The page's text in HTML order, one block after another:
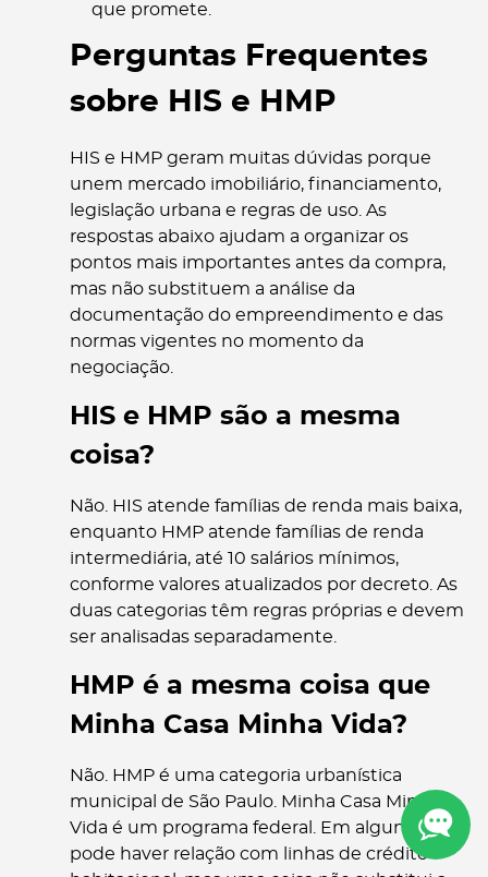
que promete.
Perguntas Frequentes
sobre HIS e HMP
HIS e HMP geram muitas dúvidas porque
unem mercado imobiliário, financiamento,
legislação urbana e regras de uso. As
respostas abaixo ajudam a organizar os
pontos mais importantes antes da compra,
mas não substituem a análise da
documentação do empreendimento e das
normas vigentes no momento da
negociação.
HIS e HMP são a mesma
coisa?
Não. HIS atende famílias de renda mais baixa,
enquanto HMP atende famílias de renda
intermediária, até 10 salários mínimos,
conforme valores atualizados por decreto. As
duas categorias têm regras próprias e devem
ser analisadas separadamente.
HMP é a mesma coisa que
Minha Casa Minha Vida?
Não. HMP é uma categoria urbanística
municipal de São Paulo. Minha Casa Minha
Vida é um programa federal. Em alguns casos,
pode haver relação com linhas de crédito